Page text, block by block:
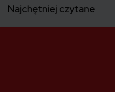
Najchętniej czytane